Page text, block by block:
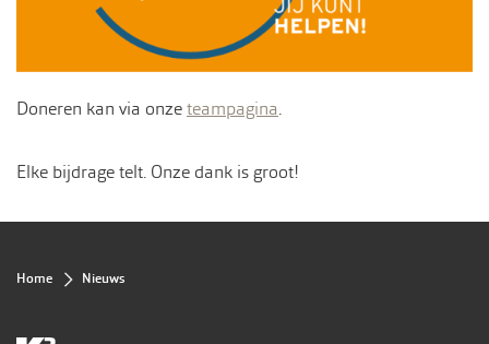
Doneren kan via onzeteampagina.
Elke bijdrage telt. Onze dank is groot!
Kruimelpad
Home Nieuws